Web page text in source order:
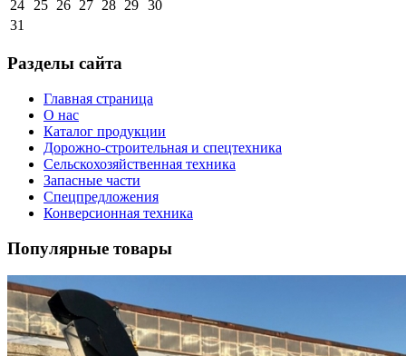
24 25 26 27 28 29 30
31
Разделы сайта
Главная страница
О нас
Каталог продукции
Дорожно-строительная и спецтехника
Сельскохозяйственная техника
Запасные части
Спецпредложения
Конверсионная техника
Популярные товары